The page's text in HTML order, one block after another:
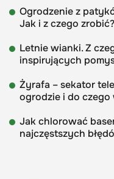
Ogrodzenie z
Jak i z czego zrobić?
Letnie wianki. Z
inspirujących
Żyrafa – sekator
ogrodzie i do
Jak chlorować
najczęstszych